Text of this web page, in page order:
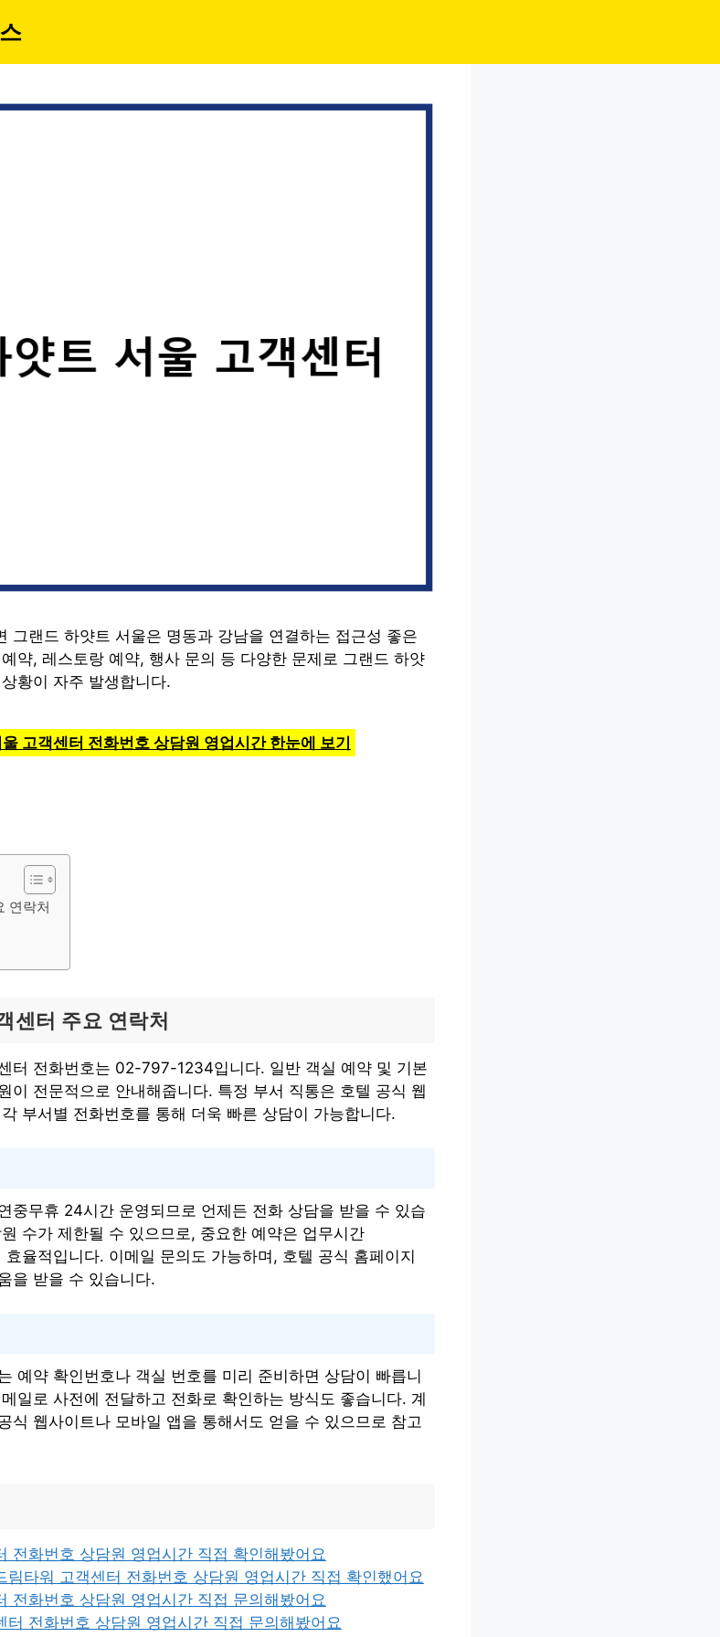
그랜드 하얏트 서울은 명동과 강남을 연결하는 접근성 좋은
약, 레스토랑 예약, 행사 문의 등 다양한 문제로 그랜드 하얏
황이 자주 발생합니다.
고객센터 전화번호 상담원 영업시간 한눈에 보기
연락처
센터 주요 연락처
터 전화번호는 02-797-1234입니다. 일반 객실 예약 및 기본
이 전문적으로 안내해줍니다. 특정 부서 직통은 호텔 공식 웹
부서별 전화번호를 통해 더욱 빠른 상담이 가능합니다.
중무휴 24시간 운영되므로 언제든 전화 상담을 받을 수 있습
수가 제한될 수 있으므로, 중요한 예약은 업무시간
율적입니다. 이메일 문의도 가능하며, 호텔 공식 홈페이지
을 받을 수 있습니다.
예약 확인번호나 객실 번호를 미리 준비하면 상담이 빠릅니
일로 사전에 전달하고 전화로 확인하는 방식도 좋습니다. 계
식 웹사이트나 모바일 앱을 통해서도 얻을 수 있으므로 참고
전화번호 상담원 영업시간 직접 확인해봤어요
림타워 고객센터 전화번호 상담원 영업시간 직접 확인했어요
전화번호 상담원 영업시간 직접 문의해봤어요
터 전화번호 상담원 영업시간 직접 문의해봤어요